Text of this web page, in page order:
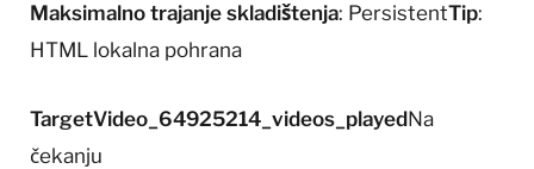
Maksimalno trajanje skladištenja: PersistentTip:
HTML lokalna pohrana
TargetVideo_64925214_videos_playedNa
čekanju